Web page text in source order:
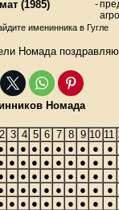
(1985) -
именинника в Гугле
Номада
Номада
2 3 4 5 6 7 8 9 10 11
● ● ● ● ● ● ● ●
●
● ● ● ● ● ● ● ●
●
● ● ● ● ● ● ● ●
●
● ● ● ● ● ● ● ●
●
● ● ● ● ● ● ● ●
●